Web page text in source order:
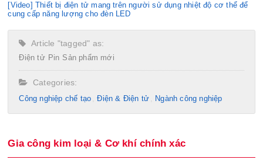
[Video] Thiết bị điện tử mang trên người sử dụng nhiệt độ cơ thể để
cung cấp năng lượng cho đèn LED
Article "tagged" as:
Điện tử Pin Sản phẩm mới
Categories:
Công nghiệp chế tạo​ Điện & Điện tử Ngành công nghiệp
Gia công kim loại & Cơ khí chính xác